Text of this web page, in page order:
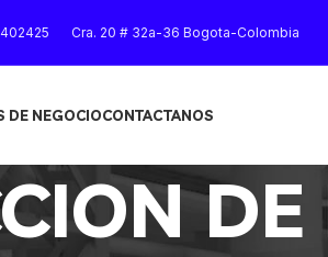
Cra. 20 # 32a-36 Bogota-Colombia
DE NEGOCIOCONTACTANOS